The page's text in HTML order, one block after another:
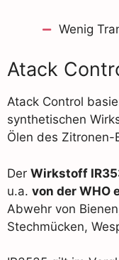
Wenig
Atack
Atack Control
synthetischen
Ölen des Zitronen-
Der Wirkstoff
u.a. von der WHO
Abwehr von
Stechmücken,